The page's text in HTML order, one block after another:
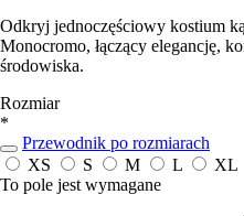
Odkryj jednoczęściowy kostium
Monocromo, łączący elegancję,
środowiska.
Rozmiar
*
Przewodnik po rozmiarach
XS
S M L
XL
To pole jest wymagane